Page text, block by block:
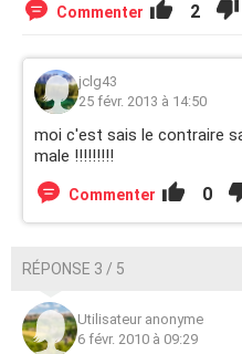
Commenter 2
jclg43
25 févr. 2013 à 14:50
moi c'est sais le contraire
male !!!!!!!!!
Commenter 0
RÉPONSE 3 / 5
Utilisateur anonyme
6 févr. 2010 à 09:29